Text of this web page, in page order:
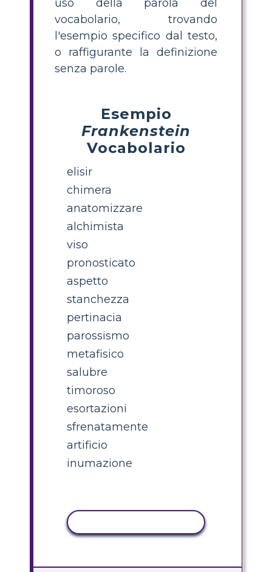
uso della parola del
vocabolario, trovando
l'esempio specifico dal testo,
o raffigurante la definizione
senza parole.
Esempio
Frankenstein
Vocabolario
elisir
chimera
anatomizzare
alchimista
viso
pronosticato
aspetto
stanchezza
pertinacia
parossismo
metafisico
salubre
timoroso
esortazioni
sfrenatamente
artificio
inumazione